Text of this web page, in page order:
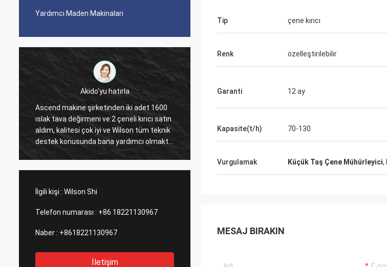
Yardımcı Maden Makinaları
Jose Anthony
Ascend şirketi, altın cevheri hazırlama
tesisini satın aldıktan sonra bana iyi bir
satış sonrası hizmet sağladı, bu benim
için önemli, ikinci tesisi almayı düşünecek
mükemmel fiyat ve kolay nakliye.
İlgili kişi : Wilson Shi
Telefon numarası : +86 18221130967
Naber : +8618221130967
İletişim
Tip çene kırıcı
Renk özelleştirilebilir
Garanti 12 ay
Kapasite(t/h) 70-130
Vurgulamak Küçük Taş Çene Mühürleyici,
MESAJ BIRAKIN